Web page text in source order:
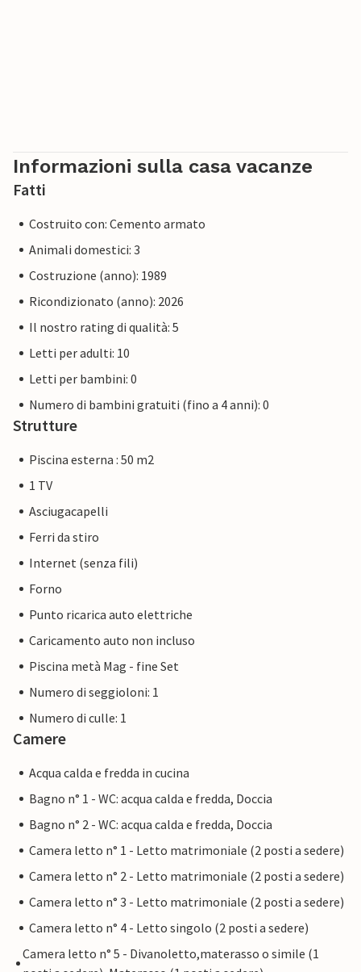
Informazioni sulla casa vacanze
Fatti
Costruito con: Cemento armato
Animali domestici: 3
Costruzione (anno): 1989
Ricondizionato (anno): 2026
Il nostro rating di qualità: 5
Letti per adulti: 10
Letti per bambini: 0
Numero di bambini gratuiti (fino a 4 anni): 0
Strutture
Piscina esterna : 50 m2
1 TV
Asciugacapelli
Ferri da stiro
Internet (senza fili)
Forno
Punto ricarica auto elettriche
Caricamento auto non incluso
Piscina metà Mag - fine Set
Numero di seggioloni: 1
Numero di culle: 1
Camere
Acqua calda e fredda in cucina
Bagno n° 1 - WC: acqua calda e fredda, Doccia
Bagno n° 2 - WC: acqua calda e fredda, Doccia
Camera letto n° 1 - Letto matrimoniale (2 posti a sedere)
Camera letto n° 2 - Letto matrimoniale (2 posti a sedere)
Camera letto n° 3 - Letto matrimoniale (2 posti a sedere)
Camera letto n° 4 - Letto singolo (2 posti a sedere)
Camera letto n° 5 - Divanoletto,materasso o simile (1